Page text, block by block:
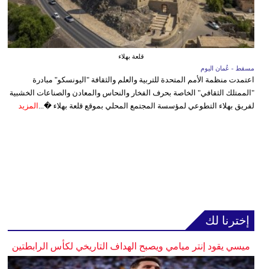
قلعة بهلاء
مسقط - عُمان اليوم
اعتمدت منظمة الأمم المتحدة للتربية والعلم والثقافة "اليونسكو" مبادرة
"الممتلك الثقافي" الخاصة بحرف الفخار والنحاس والمعادن والصناعات الخشبية
لفريق بهلاء التطوعي لمؤسسة المجتمع المحلي بموقع قلعة بهلاء �... المزيد
إخترنا لك
ميسي يقود إنتر ميامي ويصبح الهداف التاريخي لكأس الرابطتين